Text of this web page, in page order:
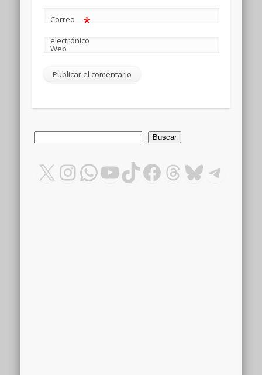
Correo
electrónico
*
Web
Buscar
X Instagram
WhatsApp
YouTube
TikTok
Facebook
Threads
Bluesky